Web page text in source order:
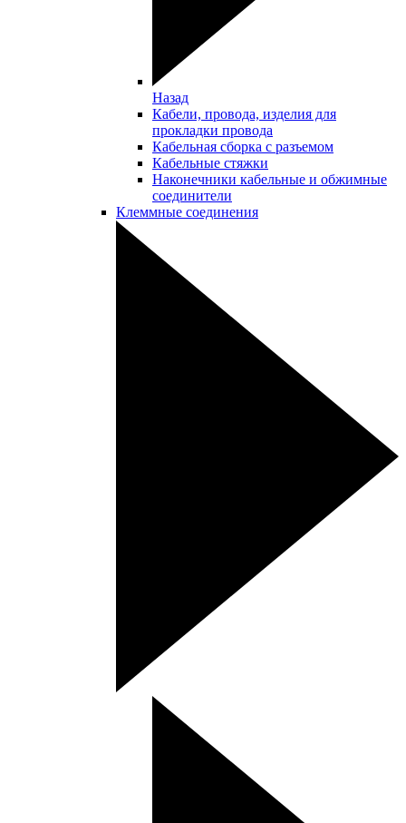
Назад
Кабели, провода, изделия для
прокладки провода
Кабельная сборка с разъемом
Кабельные стяжки
Наконечники кабельные и обжимные
соединители
Клеммные соединения